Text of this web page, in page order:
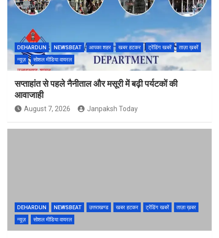
DEHARDUN NEWSBEAT आपका शहर खबर हटकर ट्रेंडिंग खबरें
ताज़ा ख़बरें
न्यूज़
सोशल मीडिया वायरल
सप्ताहांत से पहले नैनीताल और मसूरी में बढ़ी पर्यटकों की
आवाजाही
August 7, 2026 Janpaksh Today
DEHARDUN NEWSBEAT उत्तराखण्ड खबर हटकर ट्रेंडिंग खबरें
ताज़ा ख़बर
न्यूज़
सोशल मीडिया वायरल